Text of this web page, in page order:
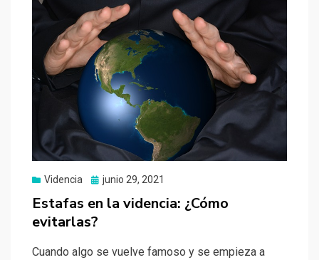
Videncia
Publicado
junio 29, 2021
Estafas en la videncia: ¿Cómo
evitarlas?
Cuando algo se vuelve famoso y se empieza a